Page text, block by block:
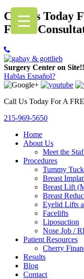
Call Us Today
FREE
Surgery Center on Site!!
Hablas Español?
Call Us Today For A
215-969-5650
Home
About Us
Meet the
Procedures
Tummy Tuck
Breast
Breast Lift
Breast
Eyelid Lifts
Facelifts
Liposuction
Nose Job /
Patient Resources
Cherry
Results
Blog
Contact